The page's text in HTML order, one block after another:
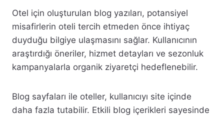
Otel için oluşturulan blog yazıları, potansiyel
misafirlerin oteli tercih etmeden önce ihtiyaç
duyduğu bilgiye ulaşmasını sağlar. Kullanıcının
araştırdığı öneriler, hizmet detayları ve sezonluk
kampanyalarla organik ziyaretçi hedeflenebilir.
Blog sayfaları ile oteller, kullanıcıyı site içinde
daha fazla tutabilir. Etkili blog içerikleri sayesinde